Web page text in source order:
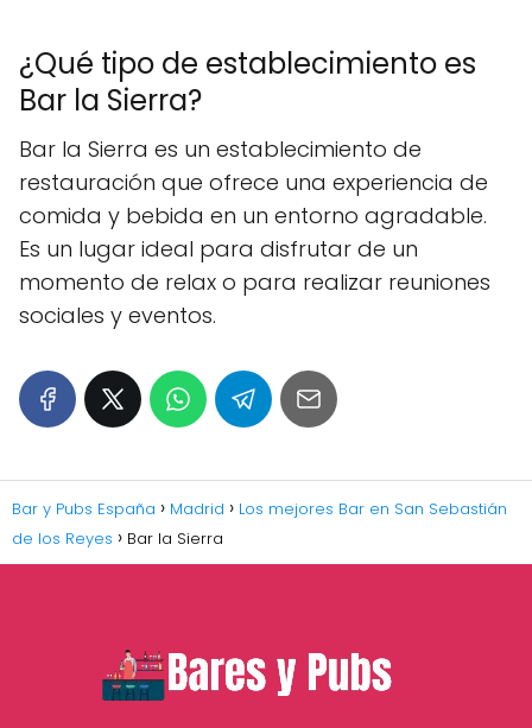
¿Qué tipo de establecimiento es
Bar la Sierra?
Bar la Sierra es un establecimiento de
restauración que ofrece una experiencia de
comida y bebida en un entorno agradable.
Es un lugar ideal para disfrutar de un
momento de relax o para realizar reuniones
sociales y eventos.
Bar y Pubs España Madrid
Los mejores Bar en San Sebastián
de los Reyes
Bar la Sierra